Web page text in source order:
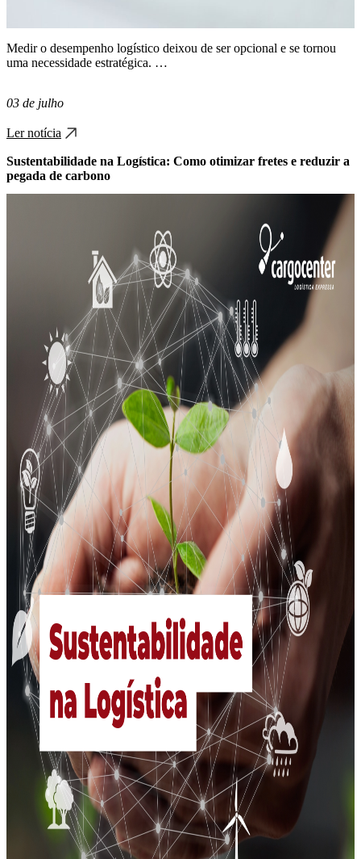
Medir o desempenho logístico deixou de ser opcional e se tornou
uma necessidade estratégica. …
03 de julho
Ler notícia
Sustentabilidade na Logística: Como otimizar fretes e reduzir a
pegada de carbono